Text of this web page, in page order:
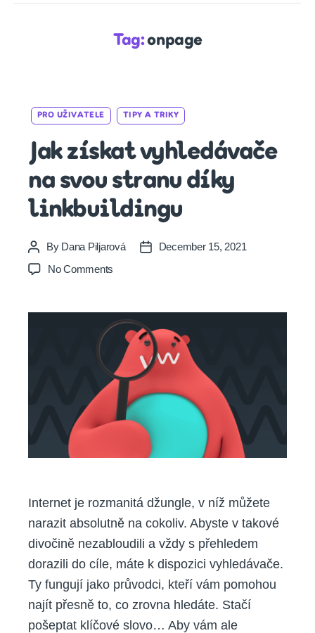
Tag:onpage
Categories
PRO UŽIVATELE TIPY A TRIKY
Jak získat vyhledávače
na svou stranu díky
linkbuildingu
Post
author
By Dana Piljarová
PostDecember 15, 2021
No Comments
vyhledávače
na
svou
stranu
díky
linkbuildingu
Internet je rozmanitá džungle, v níž můžete
narazit absolutně na cokoliv. Abyste v takové
divočině nezabloudili a vždy s přehledem
dorazili do cíle, máte k dispozici vyhledávače.
Ty fungují jako průvodci, kteří vám pomohou
najít přesně to, co zrovna hledáte. Stačí
pošeptat klíčové slovo… Aby vám ale